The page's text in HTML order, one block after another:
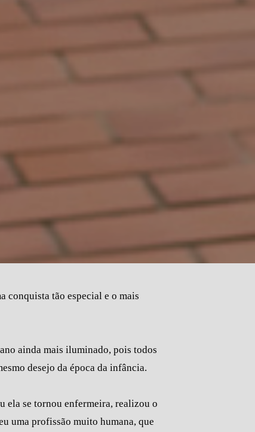
conquista tão especial e o mais
ainda mais iluminado, pois todos
desejo da época da infância.
ela se tornou enfermeira, realizou o
uma profissão muito humana, que